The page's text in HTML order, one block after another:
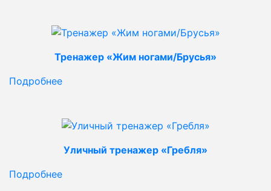
Тренажер «Жим ногами/Брусья»
Подробнее
Уличный тренажер «Гребля»
Подробнее